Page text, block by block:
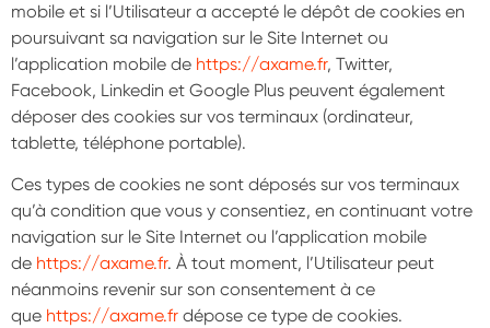
mobile et si l’Utilisateur a accepté le dépôt de cookies en
poursuivant sa navigation sur le Site Internet ou
l’application mobile de https://axame.fr, Twitter,
Facebook, Linkedin et Google Plus peuvent également
déposer des cookies sur vos terminaux (ordinateur,
tablette, téléphone portable).
Ces types de cookies ne sont déposés sur vos terminaux
qu’à condition que vous y consentiez, en continuant votre
navigation sur le Site Internet ou l’application mobile
de https://axame.fr. À tout moment, l’Utilisateur peut
néanmoins revenir sur son consentement à ce
que https://axame.fr dépose ce type de cookies.